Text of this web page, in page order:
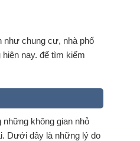
như chung cư, nhà phố
nay. để tìm kiếm
không gian nhỏ
Dưới đây là những lý do